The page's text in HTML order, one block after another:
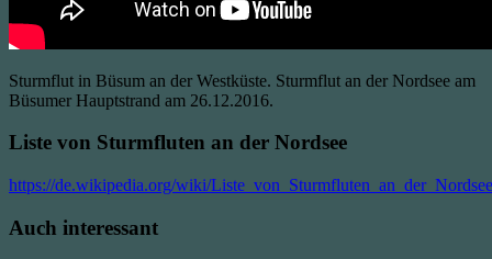
Sturmflut in Büsum an der Westküste. Sturmflut an der Nordsee am
Büsumer Hauptstrand am 26.12.2016.
Liste von Sturmfluten an der Nordsee
https://de.wikipedia.org/wiki/Liste_von_Sturmfluten_an_der_Nordsee
Auch interessant